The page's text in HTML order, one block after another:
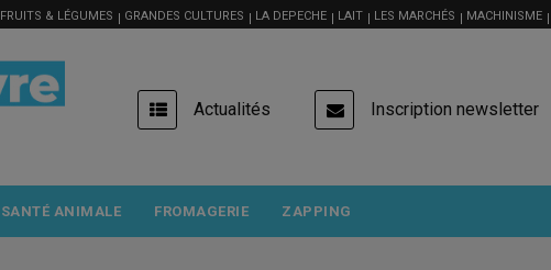
FRUITS & LÉGUMES GRANDES CULTURES LA DEPECHE LAIT LES MARCHÉS MACHINISME
USER
ACCOUNT
MENU
Actualités Inscription newsletter
SANTÉ ANIMALE FROMAGERIE ZAPPING